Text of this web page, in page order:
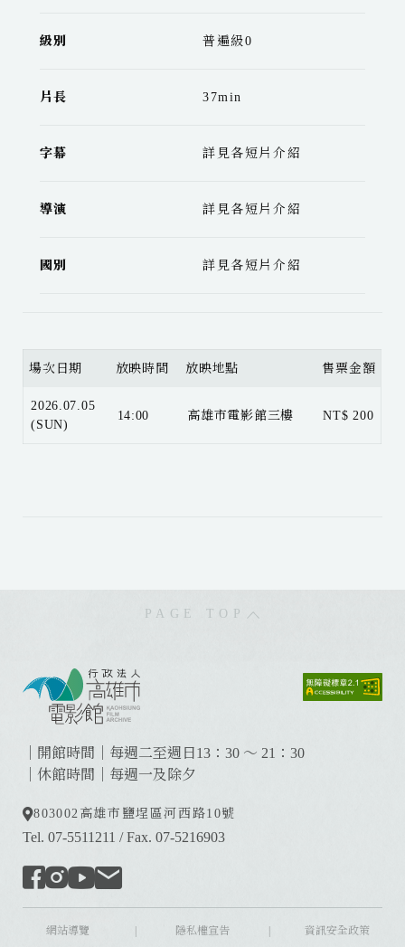
級別 普遍級0
片長 37min
字幕 詳見各短片介紹
導演 詳見各短片介紹
國別 詳見各短片介紹
場次日期 放映時間 放映地點 售票金額
2026.07.05
(SUN)
14:00 高雄市電影館三樓 NT$ 200
｜開館時間｜每週二至週日13：30 ～ 21：30
｜休館時間｜每週一及除夕
803002 高雄市鹽埕區河西路10號
Tel. 07-5511211 /Fax. 07-5216903
網站導覽 隱私權宣告 資訊安全政策
PAGE TOP